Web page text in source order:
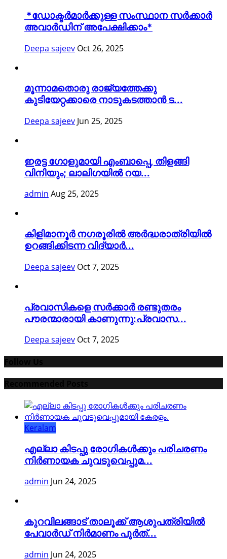
*ഡോക്ടർമാർക്കുള്ള സംസ്ഥാന സർക്കാർ
അവാർഡിന് അപേക്ഷിക്കാം*
Deepa sajeev Oct 26, 2025
മൂന്നാമതൊരു രാജ്യത്തേക്കു
കുടിയേറ്റക്കാരെ നാടുകടത്താൻ ട...
Deepa sajeev Jun 25, 2025
ഇരട്ട ഗോളുമായി എംബാപ്പെ, തിളങ്ങി
വിനിയും; ലാലിഗയില്‍ റയ...
admin Aug 25, 2025
കിളിമാനൂർ നഗരൂരിൽ അർദ്ധരാത്രിയിൽ
ഉറങ്ങിക്കിടന്ന വിദ്യാർ...
Deepa sajeev Oct 7, 2025
പ്രവാസികളെ സർക്കാർ രണ്ടുതരം
പൗരന്മാരായി കാണുന്നു:പ്രവാസ...
Deepa sajeev Oct 7, 2025
Keralam
എല്ലാ കിടപ്പു രോഗികൾക്കും പരിചരണം
നിർണായക ചുവടുവെപ്പുമ...
admin Jun 24, 2025
കുറവിലങ്ങാട് താലൂക്ക് ആശുപത്രിയിൽ
പേവാർഡ് നിർമാണം പൂർത്...
admin Jun 24, 2025